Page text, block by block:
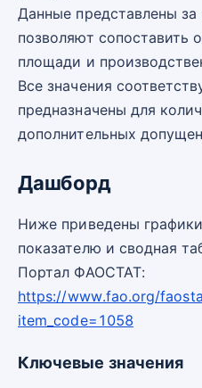
Данные представлены
позволяют сопоставить
площади и
Все значения
предназначены для
дополнительных
Дашборд
Ниже приведены
показателю и сводная
Портал ФАОСТАТ:
https://www.fao.org/
item_code=1058
Ключевые значения